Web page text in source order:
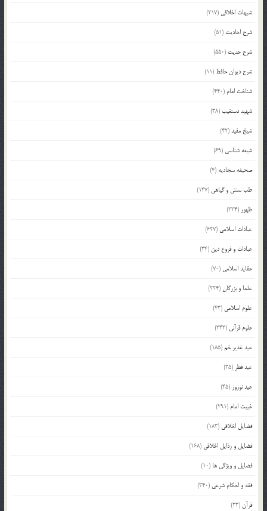
شبهات اخلاقی (217)
شرح احادیث (51)
شرح حدیث (550)
شرح دیوان حافظ (11)
شناخت امام (440)
شهید دستغیب(38)
شیخ مفید(42)
شیعه شناسی (69)
صحیفه سجادیه (4)
طب سنتی و گیاهی (147)
ظهور (334)
عبادات اسلامی (627)
عبادات و فروع دین (34)
عقاید اسلامی (70)
علما و بزرگان(224)
علوم اسلامی (43)
علوم قرآنی (343)
عید غدیر خم(185)
عید فطر (35)
عید نوروز (45)
غیبت امام (291)
فضایل اخلاقی (183)
فضایل و رذایل اخلاقی (168)
فضایل و ویژگی ها (10)
فقه و احکام شرعی (340)
قرآن(23)